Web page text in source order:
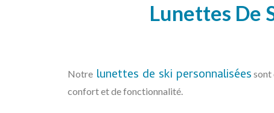
Lunettes De
Notre lunettes de ski personnalisées sont
confort et de fonctionnalité.